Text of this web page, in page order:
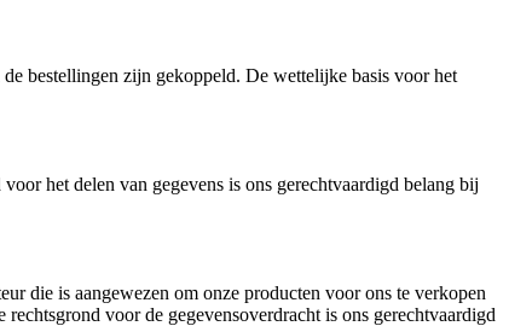
bestellingen zijn gekoppeld. De wettelijke basis voor het
het delen van gegevens is ons gerechtvaardigd belang bij
die is aangewezen om onze producten voor ons te verkopen
voor de gegevensoverdracht is ons gerechtvaardigd